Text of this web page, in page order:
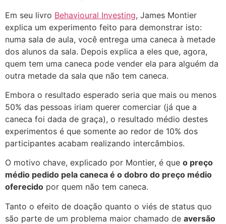
Em seu livro Behavioural Investing, James Montier
explica um experimento feito para demonstrar isto:
numa sala de aula, você entrega uma caneca à metade
dos alunos da sala. Depois explica a eles que, agora,
quem tem uma caneca pode vender ela para alguém da
outra metade da sala que não tem caneca.
Embora o resultado esperado seria que mais ou menos
50% das pessoas iriam querer comerciar (já que a
caneca foi dada de graça), o resultado médio destes
experimentos é que somente ao redor de 10% dos
participantes acabam realizando intercâmbios.
O motivo chave, explicado por Montier, é que o preço
médio pedido pela caneca é o dobro do preço médio
oferecido por quem não tem caneca.
Tanto o efeito de doação quanto o viés de status quo
são parte de um problema maior chamado de aversão